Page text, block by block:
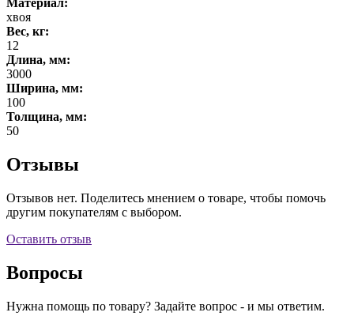
Материал:
хвоя
Вес, кг:
12
Длина, мм:
3000
Ширина, мм:
100
Толщина, мм:
50
Отзывы
Отзывов нет. Поделитесь мнением о товаре, чтобы помочь
другим покупателям с выбором.
Оставить отзыв
Вопросы
Нужна помощь по товару? Задайте вопрос - и мы ответим.